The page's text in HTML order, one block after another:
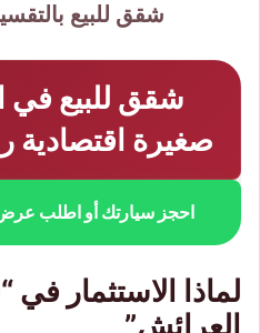
شقق للبيع
شقق للبيع في
صغيرة اقتصادية
احجز سيارتك أو اطلب
لماذا الاستثمار